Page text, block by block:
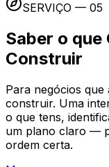
SERVIÇO — 05
Saber o
Construir
Para negócios
construir. Uma
o que tens,
um plano claro —
ordem certa.